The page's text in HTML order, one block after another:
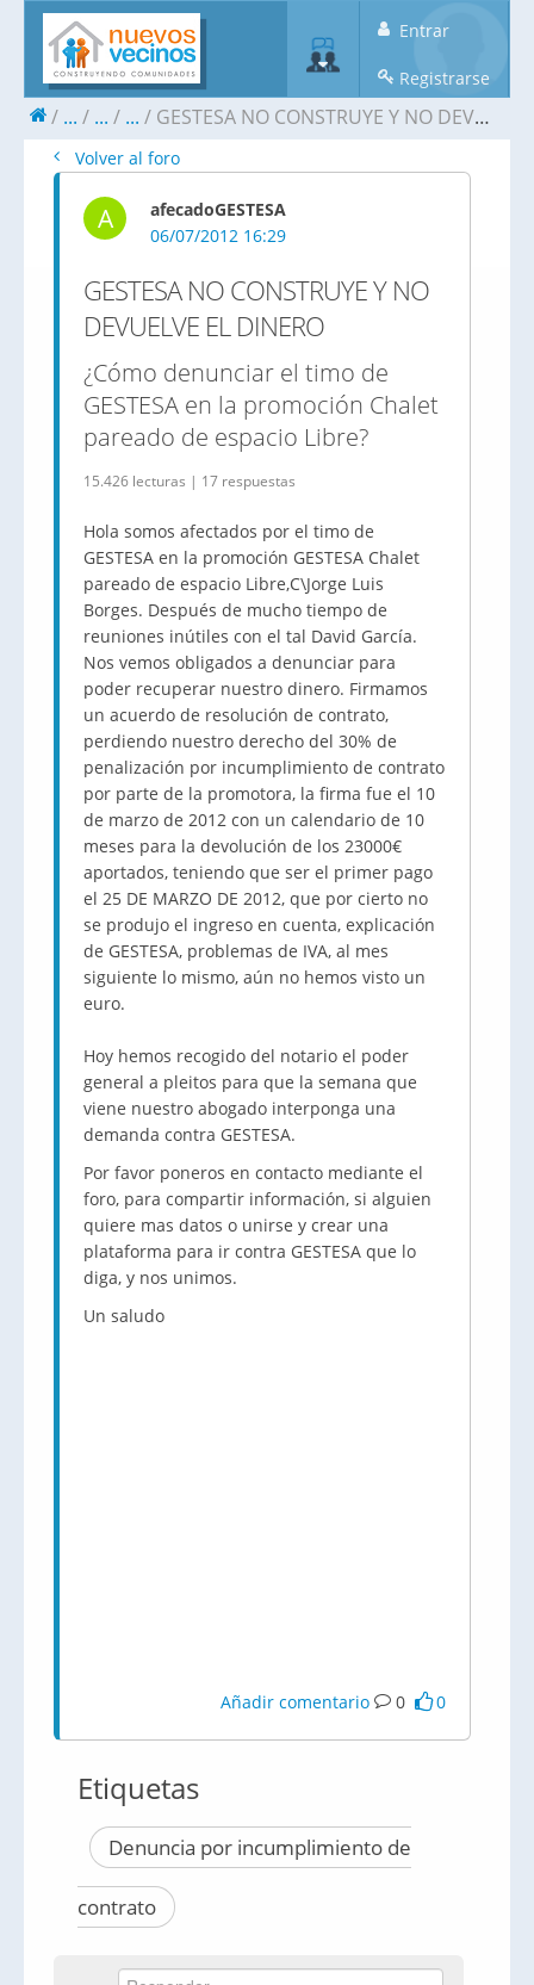
Entrar
Registrarse
... ... ... GESTESA NO CONSTRUYE Y NO DEVUELVE EL DINERO
Volver al foro
A
afecadoGESTESA
06/07/2012 16:29
GESTESA NO CONSTRUYE Y NO
DEVUELVE EL DINERO
¿Cómo denunciar el timo de
GESTESA en la promoción Chalet
pareado de espacio Libre?
15.426 lecturas | 17 respuestas
Hola somos afectados por el timo de
GESTESA en la promoción GESTESA Chalet
pareado de espacio Libre,C\Jorge Luis
Borges. Después de mucho tiempo de
reuniones inútiles con el tal David García.
Nos vemos obligados a denunciar para
poder recuperar nuestro dinero. Firmamos
un acuerdo de resolución de contrato,
perdiendo nuestro derecho del 30% de
penalización por incumplimiento de contrato
por parte de la promotora, la firma fue el 10
de marzo de 2012 con un calendario de 10
meses para la devolución de los 23000€
aportados, teniendo que ser el primer pago
el 25 DE MARZO DE 2012, que por cierto no
se produjo el ingreso en cuenta, explicación
de GESTESA, problemas de IVA, al mes
siguiente lo mismo, aún no hemos visto un
euro.
Hoy hemos recogido del notario el poder
general a pleitos para que la semana que
viene nuestro abogado interponga una
demanda contra GESTESA.
Por favor poneros en contacto mediante el
foro, para compartir información, si alguien
quiere mas datos o unirse y crear una
plataforma para ir contra GESTESA que lo
diga, y nos unimos.
Un saludo
Añadir comentario 0 0
Etiquetas
Denuncia por incumplimiento de
contrato